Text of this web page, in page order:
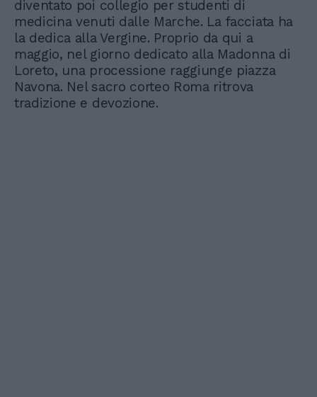
diventato poi collegio per studenti di
medicina venuti dalle Marche. La facciata ha
la dedica alla Vergine. Proprio da qui a
maggio, nel giorno dedicato alla Madonna di
Loreto, una processione raggiunge piazza
Navona. Nel sacro corteo Roma ritrova
tradizione e devozione.